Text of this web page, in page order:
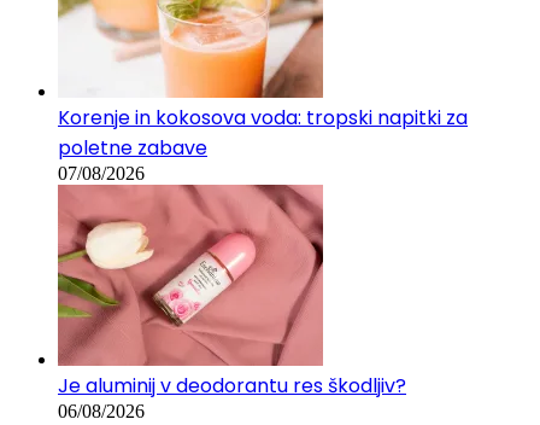
Korenje in kokosova voda: tropski napitki za
poletne zabave
07/08/2026
Je aluminij v deodorantu res škodljiv?
06/08/2026